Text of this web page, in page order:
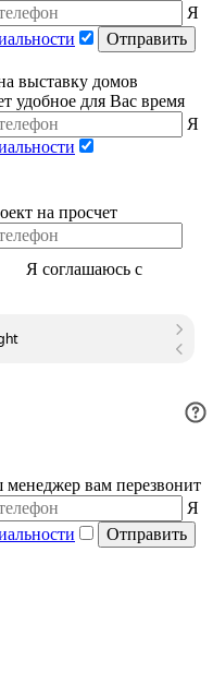
Я
Отправить
выставку домов
удобное для Вас время
Я
на просчет
Я соглашаюсь с
менеджер вам перезвонит
Я
Отправить